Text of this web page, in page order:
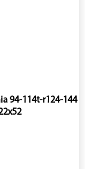
94-114t-r124-144